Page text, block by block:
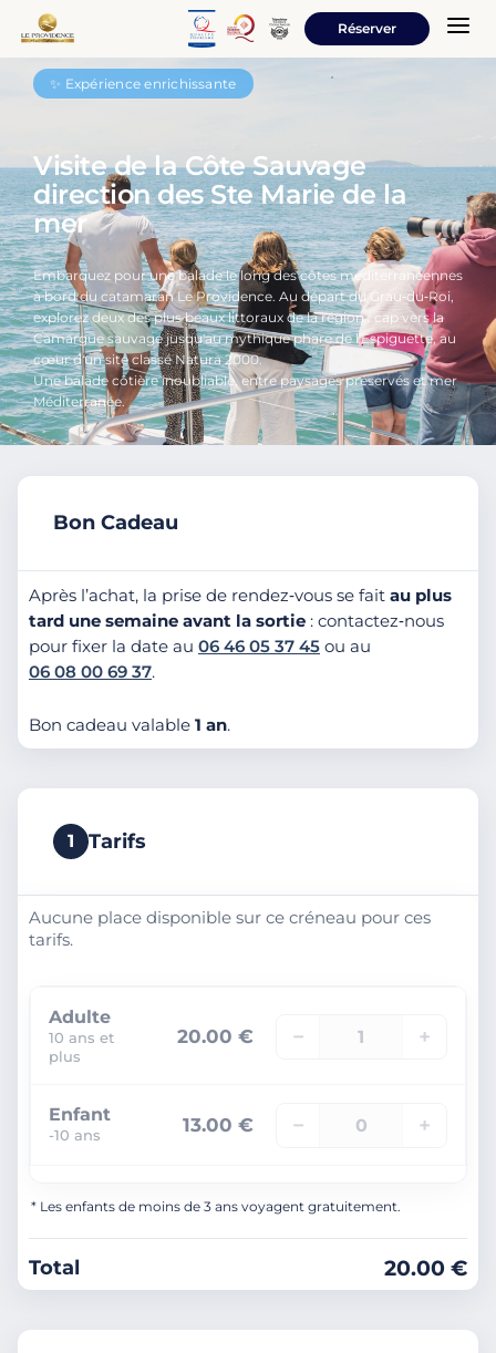
Réserver a
✨ Expérience enrichissante
Visite de la Côte Sauvage
direction des Ste Marie de la
mer
Embarquez pour une balade le long des côtes méditerranéennes
à bord du catamaran Le Providence. Au départ du Grau‑du‑Roi,
explorez deux des plus beaux littoraux de la région : cap vers la
Camargue sauvage jusqu'au mythique phare de l'Espiguette, au
cœur d'un site classé Natura 2000.
Une balade côtière inoubliable, entre paysages préservés et mer
Méditerranée.
Bon Cadeau
Après l’achat, la prise de rendez‑vous se fait au plus
tard une semaine avant la sortie : contactez‑nous
pour fixer la date au 06 46 05 37 45 ou au
06 08 00 69 37.
Bon cadeau valable 1 an.
1 Tarifs
Aucune place disponible sur ce créneau pour ces
tarifs.
Adulte
10 ans et
plus
20.00 € − +
Enfant
-10 ans 13.00 € − +
* Les enfants de moins de 3 ans voyagent gratuitement.
Total 20.00 €